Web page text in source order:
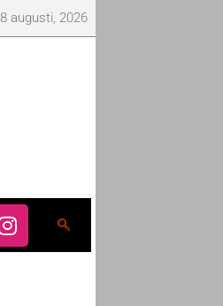
8 augusti, 2026